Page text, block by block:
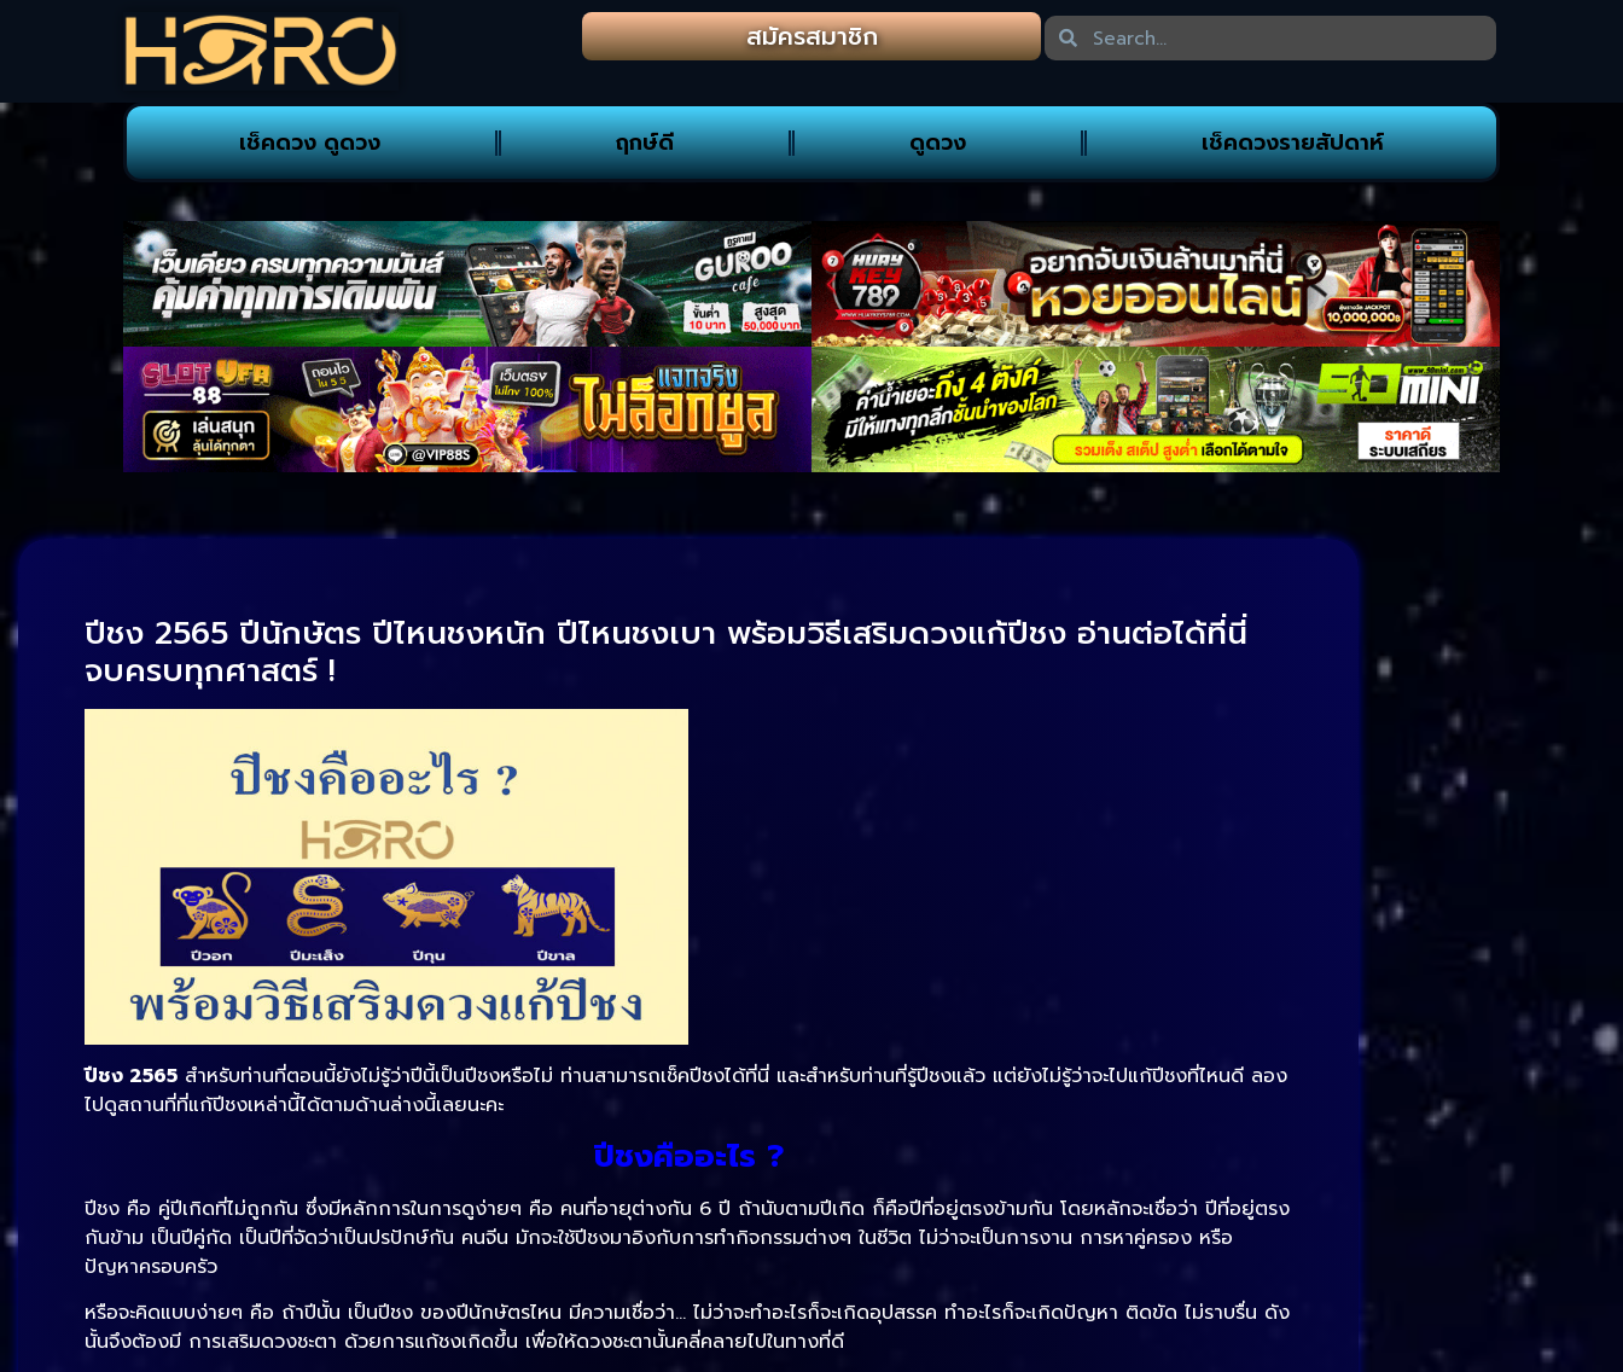
สมัครสมาชิก
เช็คดวง ดูดวง ฤกษ์ดี ดูดวง เช็คดวงรายสัปดาห์
ปีชง 2565 ปีนักษัตร ปีไหนชงหนัก ปีไหนชงเบา พร้อมวิธีเสริมดวงแก้ปีชง อ่านต่อได้ที่นี่
จบครบทุกศาสตร์ !
ปีชง 2565 สำหรับท่านที่ตอนนี้ยังไม่รู้ว่าปีนี้เป็นปีชงหรือไม่ ท่านสามารถเช็คปีชงได้ที่นี่ และสำหรับท่านที่รู้ปีชงแล้ว แต่ยังไม่รู้ว่าจะไปแก้ปีชงที่ไหนดี ลอง
ไปดูสถานที่ที่แก้ปีชงเหล่านี้ได้ตามด้านล่างนี้เลยนะคะ
ปีชงคืออะไร ?
ปีชง คือ คู่ปีเกิดที่ไม่ถูกกัน ซึ่งมีหลักการในการดูง่ายๆ คือ คนที่อายุต่างกัน 6 ปี ถ้านับตามปีเกิด ก็คือปีที่อยู่ตรงข้ามกัน โดยหลักจะเชื่อว่า ปีที่อยู่ตรง
กันข้าม เป็นปีคู่กัด เป็นปีที่จัดว่าเป็นปรปักษ์กัน คนจีน มักจะใช้ปีชงมาอิงกับการทำกิจกรรมต่างๆ ในชีวิต ไม่ว่าจะเป็นการงาน การหาคู่ครอง หรือ
ปัญหาครอบครัว
หรือจะคิดแบบง่ายๆ คือ ถ้าปีนั้น เป็นปีชง ของปีนักษัตรไหน มีความเชื่อว่า… ไม่ว่าจะทำอะไรก็จะเกิดอุปสรรค ทำอะไรก็จะเกิดปัญหา ติดขัด ไม่ราบรื่น ดัง
นั้นจึงต้องมี การเสริมดวงชะตา ด้วยการแก้ชงเกิดขึ้น เพื่อให้ดวงชะตานั้นคลี่คลายไปในทางที่ดี